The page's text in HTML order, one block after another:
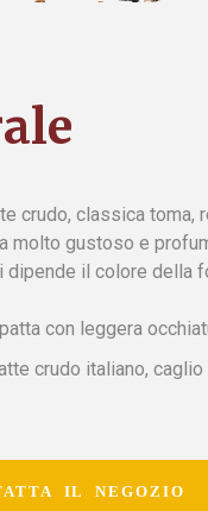
crudo, classica
molto gustoso e
dipende il colore della
con leggera
crudo italiano,
IL NEGOZIO